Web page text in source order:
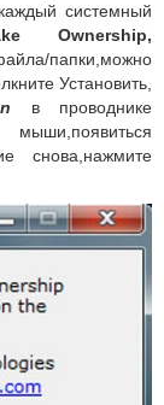
системный
Ownership,
папки,можно
Установить,
в проводнике
снова,нажмите